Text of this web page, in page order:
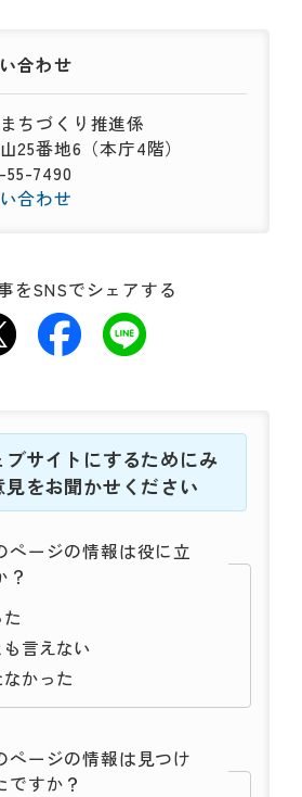
合わせ
ちづくり推進係
25番地6（本庁4階）
55-7490
合わせ
をSNSでシェアする
ブサイトにするためにみ
をお聞かせください
ページの情報は役に立
？
も言えない
かった
ページの情報は見つけ
ですか？